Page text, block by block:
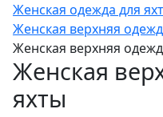
Женская одежда для
Женская верхняя
Женская верхняя
Женская
яхты